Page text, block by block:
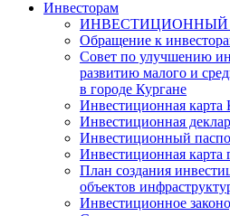
Инвесторам
Обращение к
Совет по улучшению
развитию малого и
в городе Кургане
Инвестиционная карта
Инвестиционная
Инвестиционный
Инвестиционная карта
План создания
объектов
Инвестиционное